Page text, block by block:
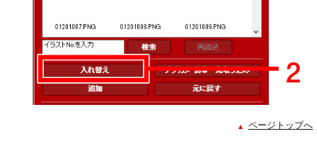
ページトップへ